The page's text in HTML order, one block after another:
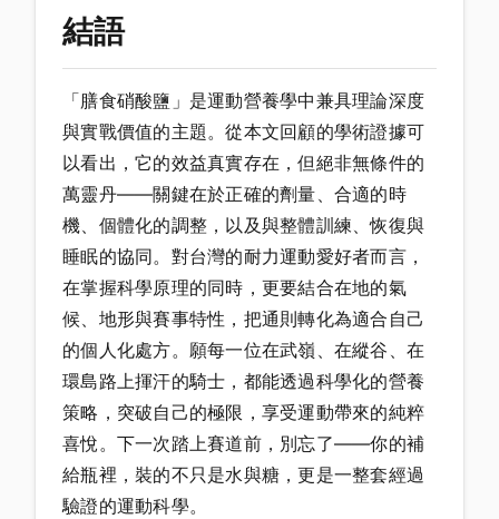
結語
「膳食硝酸鹽」是運動營養學中兼具理論深度
與實戰價值的主題。從本文回顧的學術證據可
以看出，它的效益真實存在，但絕非無條件的
萬靈丹——關鍵在於正確的劑量、合適的時
機、個體化的調整，以及與整體訓練、恢復與
睡眠的協同。對台灣的耐力運動愛好者而言，
在掌握科學原理的同時，更要結合在地的氣
候、地形與賽事特性，把通則轉化為適合自己
的個人化處方。願每一位在武嶺、在縱谷、在
環島路上揮汗的騎士，都能透過科學化的營養
策略，突破自己的極限，享受運動帶來的純粹
喜悅。下一次踏上賽道前，別忘了——你的補
給瓶裡，裝的不只是水與糖，更是一整套經過
驗證的運動科學。